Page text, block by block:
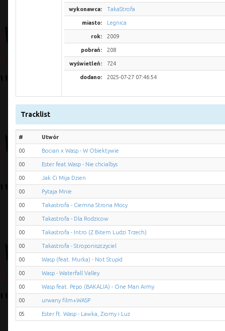
wykonawca: TakaStrofa
miasto: Legnica
rok: 2009
pobrań: 208
wyświetleń: 724
dodano: 2025-07-27 07:46:54
Tracklist
# Utwór
00 Bocian x Wasp - W Obiektywie
00 Ester feat.Wasp - Nie chcialbys
00 Jak Ci Mija Dzien
00 Pytaja Mnie
00 Takastrofa - Ciemna Strona Mocy
00 Takastrofa - Dla Rodzicow
00 Takastrofa - Intro (Z Bitem Ludzi Trzech)
00 Takastrofa - Stroponiszczyciel
00 Wasp (feat. Murka) - Not Stupid
00 Wasp - Waterfall Valley
00 Wasp feat. Pepo (BAKALIA) - One Man Army
00 urwany film+WASP
05 Ester ft. Wasp - Lawka, Ziomy i Luz